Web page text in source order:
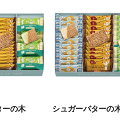
ーの木
シュガーバターの